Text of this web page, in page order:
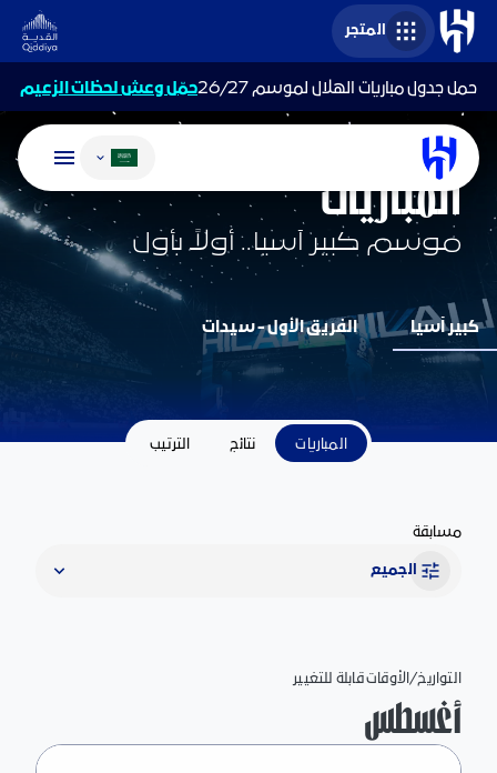
المتجر
حمل جدول مباريات الهلال لموسم 26/27 حمّل وعش لحظات الزعيم
تغيير اللغة الفريق الأول - رجال
المباريات
موسم كبير آسيا.. أولاً بأول
كبير آسيا الفريق الأول - سيدات
المباريات نتائج الترتيب
مسابقة
الجميع
التواريخ/الأوقات قابلة للتغيير
أغسطس